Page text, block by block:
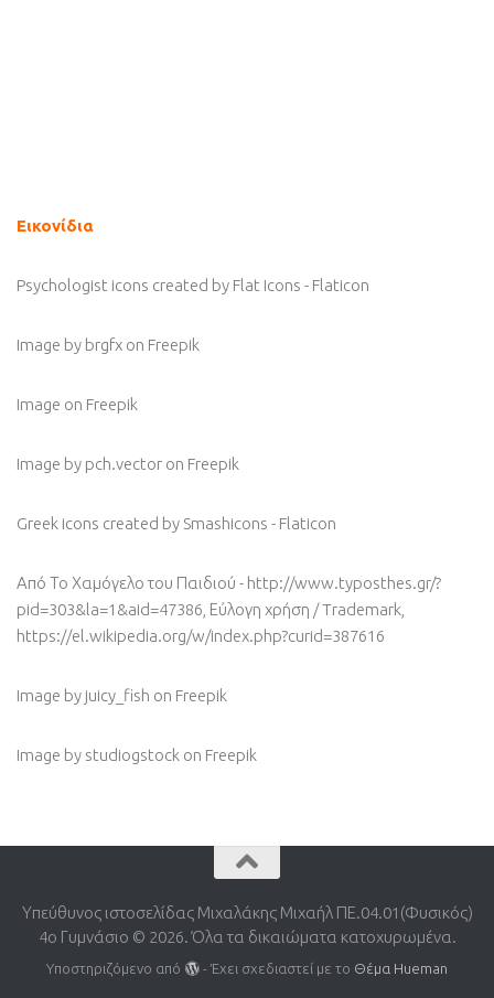
Εικονίδια
Psychologist icons created by Flat Icons - Flaticon
Image by brgfx on Freepik
Image on Freepik
Image by pch.vector on Freepik
Greek icons created by Smashicons - Flaticon
Από Το Χαμόγελο του Παιδιού - http://www.typosthes.gr/?
pid=303&la=1&aid=47386, Εύλογη χρήση / Trademark,
https://el.wikipedia.org/w/index.php?curid=387616
Image by juicy_fish on Freepik
Image by studiogstock on Freepik
Υπεύθυνος ιστοσελίδας Μιχαλάκης Μιχαήλ ΠΕ.04.01(Φυσικός)
4o Γυμνάσιο © 2026. Όλα τα δικαιώματα κατοχυρωμένα.
Υποστηριζόμενο από - Έχει σχεδιαστεί με το Θέμα Ηueman